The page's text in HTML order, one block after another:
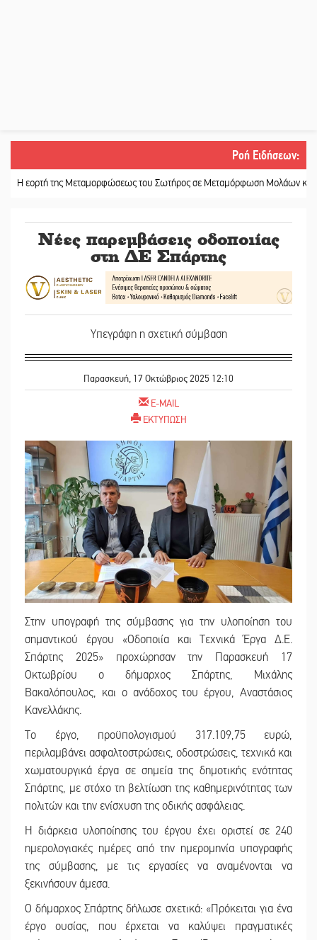
Ροή Ειδήσεων:
της Μεταμορφώσεως του Σωτήρος σε Μεταμόρφωση Μολάων και Ανθοχώρι
Νέες παρεμβάσεις οδοποιίας
στη ΔΕ Σπάρτης
Υπεγράφη η σχετική σύμβαση
Παρασκευή, 17 Οκτώβριος 2025 12:10
E-MAIL
ΕΚΤΥΠΩΣΗ
Στην υπογραφή της σύμβασης για την υλοποίηση του
σημαντικού έργου «Οδοποιία και Τεχνικά Έργα Δ.Ε.
Σπάρτης 2025» προχώρησαν την Παρασκευή 17
Οκτωβρίου ο δήμαρχος Σπάρτης, Μιχάλης
Βακαλόπουλος, και ο ανάδοχος του έργου, Αναστάσιος
Κανελλάκης.
Το έργο, προϋπολογισμού 317.109,75 ευρώ,
περιλαμβάνει ασφαλτοστρώσεις, οδοστρώσεις, τεχνικά και
χωματουργικά έργα σε σημεία της δημοτικής ενότητας
Σπάρτης, με στόχο τη βελτίωση της καθημερινότητας των
πολιτών και την ενίσχυση της οδικής ασφάλειας.
Η διάρκεια υλοποίησης του έργου έχει οριστεί σε 240
ημερολογιακές ημέρες από την ημερομηνία υπογραφής
της σύμβασης, με τις εργασίες να αναμένονται να
ξεκινήσουν άμεσα.
Ο δήμαρχος Σπάρτης δήλωσε σχετικά: «Πρόκειται για ένα
έργο ουσίας, που έρχεται να καλύψει πραγματικές